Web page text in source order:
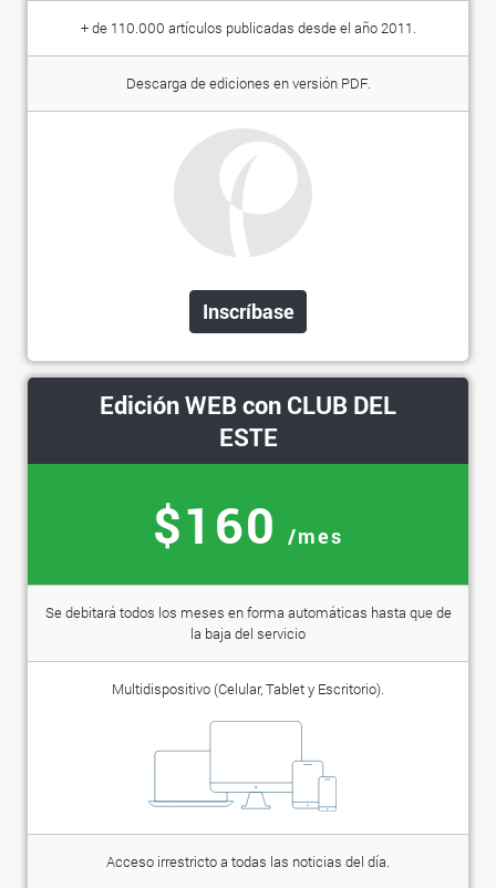
+ de 110.000 artículos publicadas desde el año 2011.
Descarga de ediciones en versión PDF.
Inscríbase
Edición WEB con CLUB DEL
ESTE
$160 /mes
Se debitará todos los meses en forma automáticas hasta que de
la baja del servicio
Multidispositivo (Celular, Tablet y Escritorio).
Acceso irrestricto a todas las noticias del día.